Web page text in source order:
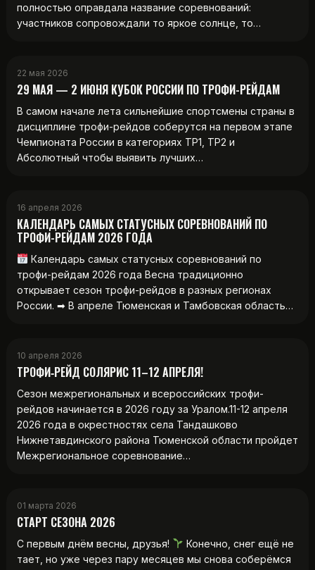
полностью оправдала название соревнований:
участников сопровождали то яркое солнце, то…
22 мая 2026
29 МАЯ — 2 ИЮНЯ КУБОК РОССИИ ПО ТРОФИ-РЕЙДАМ
В самом начале лета сильнейшие спортсмены страны в
дисциплине трофи-рейдов соберутся на первом этапе
Чемпионата России в категориях ТР1, ТР2 и
Абсолютный чтобы выявить лучших…
16 апреля 2026
КАЛЕНДАРЬ САМЫХ СТАТУСНЫХ СОРЕВНОВАНИЙ ПО
ТРОФИ-РЕЙДАМ 2026 ГОДА
Календарь самых статусных соревнований по
трофи-рейдам 2026 года Весна традиционно
открывает сезон трофи-рейдов в разных регионах
России. ➡ В апреле Тюменская и Тамбовская область…
10 апреля 2026
ТРОФИ‑РЕЙД СОЛЯРИС 11–12 АПРЕЛЯ!
Сезон межрегиональных и всероссийских трофи-
рейдов начинается в 2026 году за Уралом.11-12 апреля
2026 года в окрестностях села Тандашково
Нижнетавдинского района Тюменской области пройдет
Межрегиональное соревнование…
01 марта 2026
СТАРТ СЕЗОНА 2026
С первым днём весны, друзья!
Конечно, снег ещё не
тает, но уже через пару месяцев мы снова соберёмся